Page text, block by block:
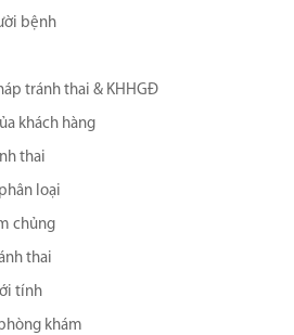
bệnh
tránh thai & KHHGĐ
khách hàng
thai
loại
chủng
thai
tính
khám